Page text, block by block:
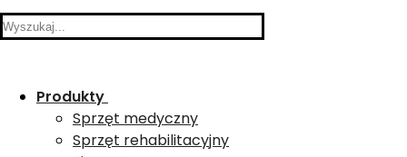
Search
Produkty
Sprzęt medyczny
Sprzęt rehabilitacyjny